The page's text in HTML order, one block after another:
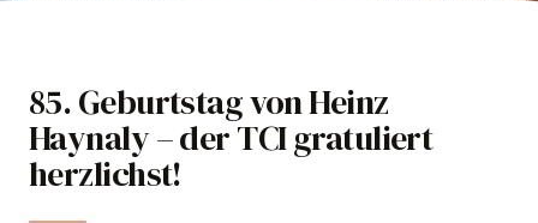
12. Juni 2026
Club
85. Geburtstag von Heinz
Haynaly – der TCI gratuliert
herzlichst!